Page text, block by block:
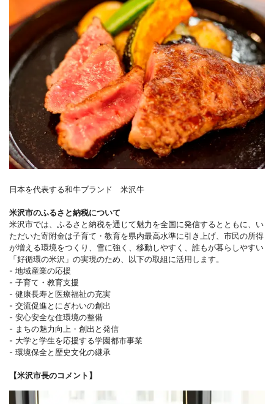
日本を代表する和牛ブランド 米沢牛
米沢市のふるさと納税について
米沢市では、ふるさと納税を通じて魅力を全国に発信するとともに、い
ただいた寄附金は子育て・教育を県内最高水準に引き上げ、市民の所得
が増える環境をつくり、雪に強く、移動しやすく、誰もが暮らしやすい
「好循環の米沢」の実現のため、以下の取組に活用します。
- 地域産業の応援
- 子育て・教育支援
- 健康長寿と医療福祉の充実
- 交流促進とにぎわいの創出
- 安心安全な住環境の整備
- まちの魅力向上・創出と発信
- 大学と学生を応援する学園都市事業
- 環境保全と歴史文化の継承
【米沢市長のコメント】